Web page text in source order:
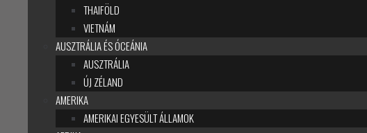
THAIFÖLD
VIETNÁM
AUSZTRÁLIA ÉS ÓCEÁNIA
AUSZTRÁLIA
ÚJ ZÉLAND
AMERIKA
AMERIKAI EGYESÜLT ÁLLAMOK